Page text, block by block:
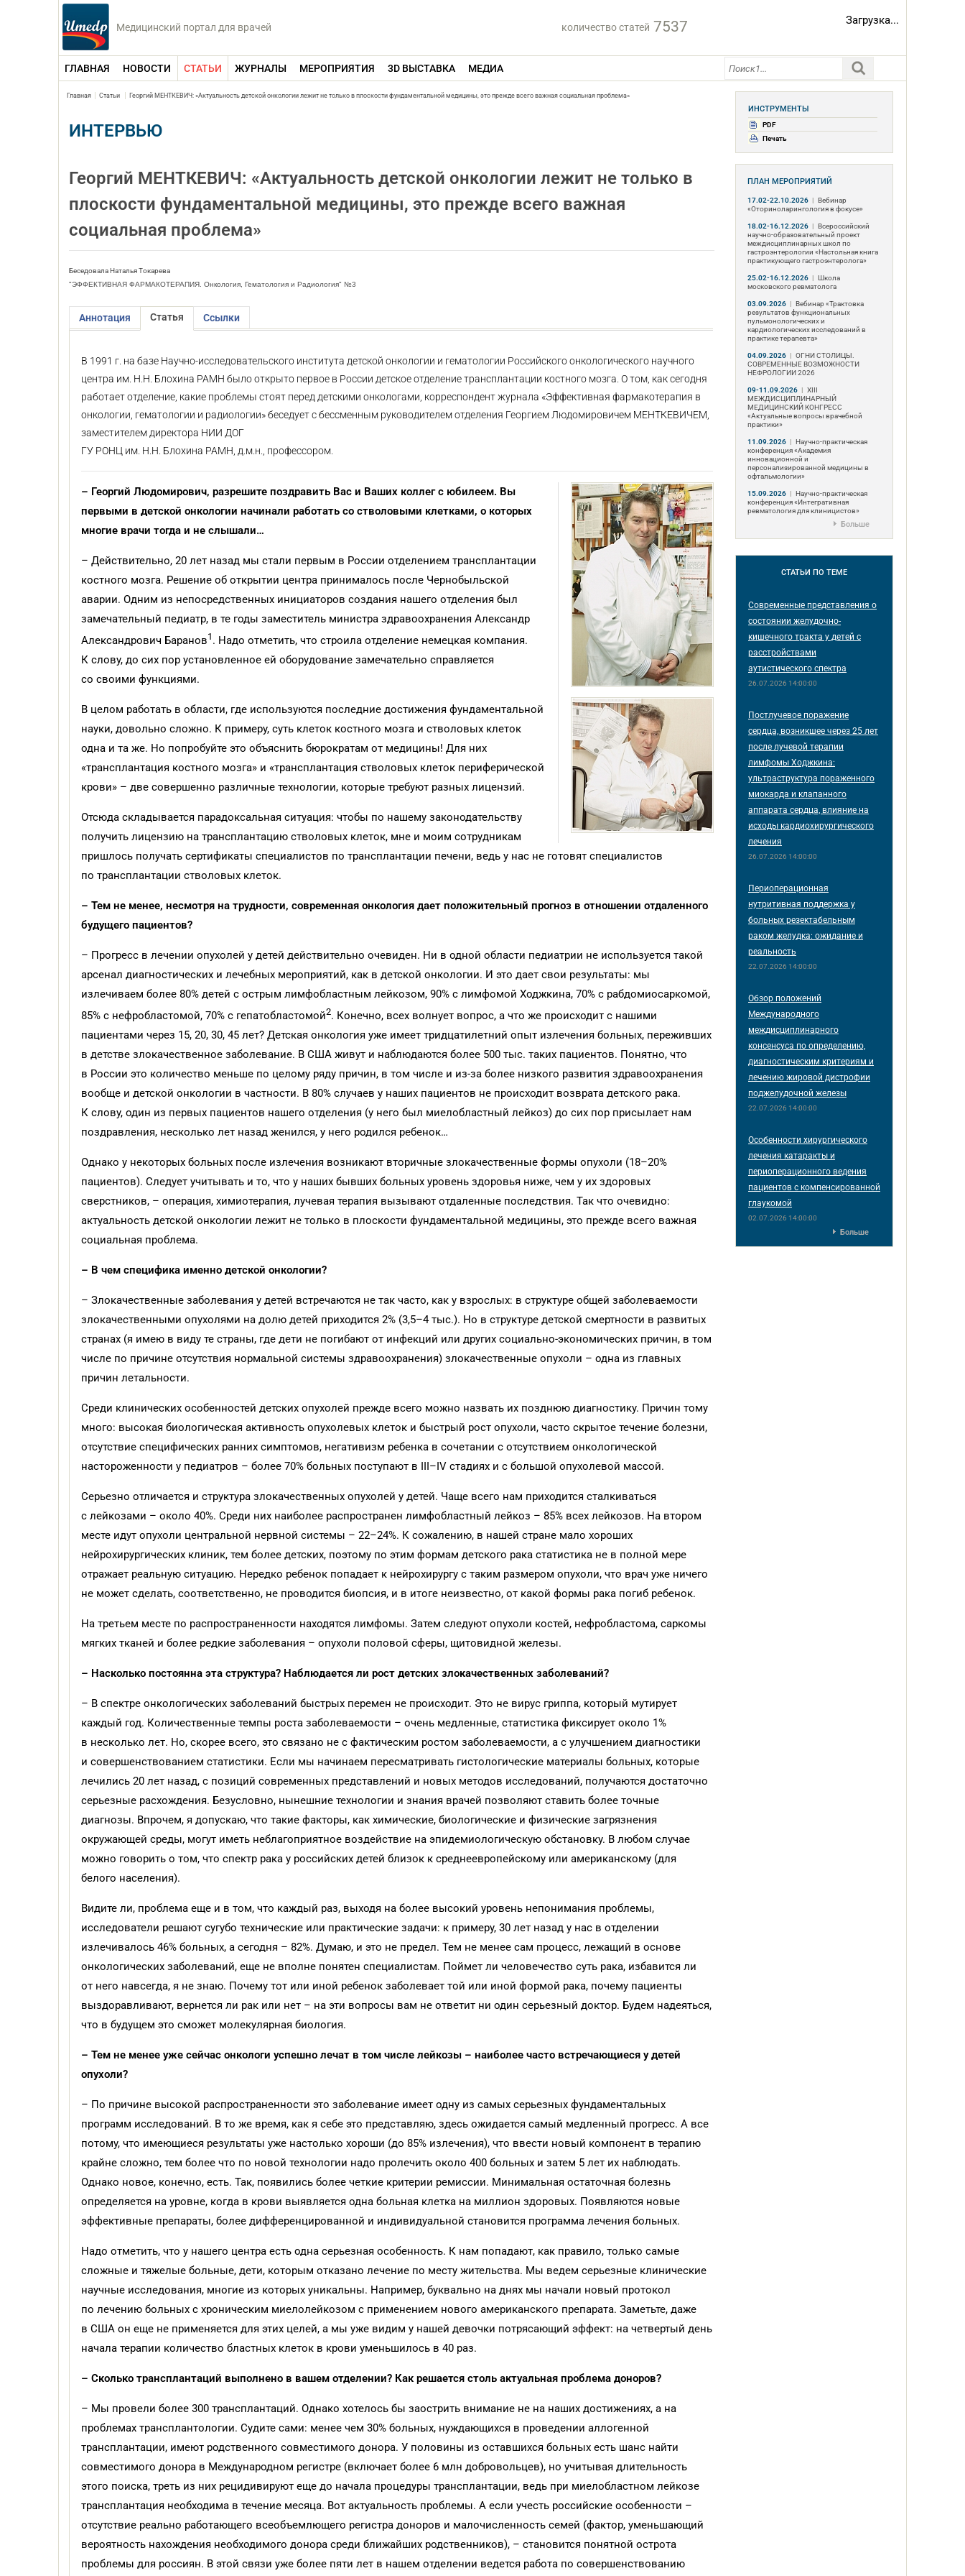
Медицинский портал для врачей количество статей 7537 Загрузка...
ГЛАВНАЯ НОВОСТИ СТАТЬИ ЖУРНАЛЫ МЕРОПРИЯТИЯ 3D ВЫСТАВКА МЕДИА
Главная Статьи Георгий МЕНТКЕВИЧ: «Актуальность детской онкологии лежит не только в плоскости фундаментальной медицины, это прежде всего важная социальная проблема»
ИНТЕРВЬЮ
Георгий МЕНТКЕВИЧ: «Актуальность детской онкологии лежит не только в
плоскости фундаментальной медицины, это прежде всего важная
социальная проблема»
Беседовала Наталья Токарева
"ЭФФЕКТИВНАЯ ФАРМАКОТЕРАПИЯ. Онкология, Гематология и Радиология" №3
Аннотация Статья Ссылки
В 1991 г. на базе Научно-исследовательского института детской онкологии и гематологии Российского онкологического научного
центра им. Н.Н. Блохина РАМН было открыто первое в России детское отделение трансплантации костного мозга. О том, как сегодня
работает отделение, какие проблемы стоят перед детскими онкологами, корреспондент журнала «Эффективная фармакотерапия в
онкологии, гематологии и радиологии» беседует с бессменным руководителем отделения Георгием Людомировичем МЕНТКЕВИЧЕМ,
заместителем директора НИИ ДОГ
ГУ РОНЦ им. Н.Н. Блохина РАМН, д.м.н., профессором.
– Георгий Людомирович, разрешите поздравить Вас и Ваших коллег с юбилеем. Вы
первыми в детской онкологии начинали работать со стволовыми клетками, о которых
многие врачи тогда и не слышали…
– Действительно, 20 лет назад мы стали первым в России отделением трансплантации
костного мозга. Решение об открытии центра принималось после Чернобыльской
аварии. Одним из непосредственных инициаторов создания нашего отделения был
замечательный педиатр, в те годы заместитель министра здравоохранения Александр
Александрович Баранов1 . Надо отметить, что строила отделение немецкая компания.
К слову, до сих пор установленное ей оборудование замечательно справляется
со своими функциями.
В целом работать в области, где используются последние достижения фундаментальной
науки, довольно сложно. К примеру, суть клеток костного мозга и стволовых клеток
одна и та же. Но попробуйте это объяснить бюрократам от медицины! Для них
«трансплантация костного мозга» и «трансплантация стволовых клеток периферической
крови» – две совершенно различные технологии, которые требуют разных лицензий.
Отсюда складывается парадоксальная ситуация: чтобы по нашему законодательству
получить лицензию на трансплантацию стволовых клеток, мне и моим сотрудникам
пришлось получать сертификаты специалистов по трансплантации печени, ведь у нас не готовят специалистов
по трансплантации стволовых клеток.
– Тем не менее, несмотря на трудности, современная онкология дает положительный прогноз в отношении отдаленного
будущего пациентов?
– Прогресс в лечении опухолей у детей действительно очевиден. Ни в одной области педиатрии не используется такой
арсенал диагностических и лечебных мероприятий, как в детской онкологии. И это дает свои результаты: мы
излечиваем более 80% детей с острым лимфобластным лейкозом, 90% с лимфомой Ходжкина, 70% с рабдомиосаркомой,
85% с нефробластомой, 70% с гепатобластомой2. Конечно, всех волнует вопрос, а что же происходит с нашими
пациентами через 15, 20, 30, 45 лет? Детская онкология уже имеет тридцатилетний опыт излечения больных, переживших
в детстве злокачественное заболевание. В США живут и наблюдаются более 500 тыс. таких пациентов. Понятно, что
в России это количество меньше по целому ряду причин, в том числе и из-за более низкого развития здравоохранения
вообще и детской онкологии в частности. В 80% случаев у наших пациентов не происходит возврата детского рака.
К слову, один из первых пациентов нашего отделения (у него был миелобластный лейкоз) до сих пор присылает нам
поздравления, несколько лет назад женился, у него родился ребенок…
Однако у некоторых больных после излечения возникают вторичные злокачественные формы опухоли (18–20%
пациентов). Следует учитывать и то, что у наших бывших больных уровень здоровья ниже, чем у их здоровых
сверстников, – операция, химиотерапия, лучевая терапия вызывают отдаленные последствия. Так что очевидно:
актуальность детской онкологии лежит не только в плоскости фундаментальной медицины, это прежде всего важная
социальная проблема.
– В чем специфика именно детской онкологии?
– Злокачественные заболевания у детей встречаются не так часто, как у взрослых: в структуре общей заболеваемости
злокачественными опухолями на долю детей приходится 2% (3,5–4 тыс.). Но в структуре детской смертности в развитых
странах (я имею в виду те страны, где дети не погибают от инфекций или других социально-экономических причин, в том
числе по причине отсутствия нормальной системы здравоохранения) злокачественные опухоли – одна из главных
причин летальности.
Среди клинических особенностей детских опухолей прежде всего можно назвать их позднюю диагностику. Причин тому
много: высокая биологическая активность опухолевых клеток и быстрый рост опухоли, часто скрытое течение болезни,
отсутствие специфических ранних симптомов, негативизм ребенка в сочетании с отсутствием онкологической
настороженности у педиатров – более 70% больных поступают в III–IV стадиях и с большой опухолевой массой.
Серьезно отличается и структура злокачественных опухолей у детей. Чаще всего нам приходится сталкиваться
с лейкозами – около 40%. Среди них наиболее распространен лимфобластный лейкоз – 85% всех лейкозов. На втором
месте идут опухоли центральной нервной системы – 22–24%. К сожалению, в нашей стране мало хороших
нейрохирургических клиник, тем более детских, поэтому по этим формам детского рака статистика не в полной мере
отражает реальную ситуацию. Нередко ребенок попадает к нейрохирургу с таким размером опухоли, что врач уже ничего
не может сделать, соответственно, не проводится биопсия, и в итоге неизвестно, от какой формы рака погиб ребенок.
На третьем месте по распространенности находятся лимфомы. Затем следуют опухоли костей, нефробластома, саркомы
мягких тканей и более редкие заболевания – опухоли половой сферы, щитовидной железы.
– Насколько постоянна эта структура? Наблюдается ли рост детских злокачественных заболеваний?
– В спектре онкологических заболеваний быстрых перемен не происходит. Это не вирус гриппа, который мутирует
каждый год. Количественные темпы роста заболеваемости – очень медленные, статистика фиксирует около 1%
в несколько лет. Но, скорее всего, это связано не с фактическим ростом заболеваемости, а с улучшением диагностики
и совершенствованием статистики. Если мы начинаем пересматривать гистологические материалы больных, которые
лечились 20 лет назад, с позиций современных представлений и новых методов исследований, получаются достаточно
серьезные расхождения. Безусловно, нынешние технологии и знания врачей позволяют ставить более точные
диагнозы. Впрочем, я допускаю, что такие факторы, как химические, биологические и физические загрязнения
окружающей среды, могут иметь неблагоприятное воздействие на эпидемиологическую обстановку. В любом случае
можно говорить о том, что спектр рака у российских детей близок к среднеевропейскому или американскому (для
белого населения).
Видите ли, проблема еще и в том, что каждый раз, выходя на более высокий уровень непонимания проблемы,
исследователи решают сугубо технические или практические задачи: к примеру, 30 лет назад у нас в отделении
излечивалось 46% больных, а сегодня – 82%. Думаю, и это не предел. Тем не менее сам процесс, лежащий в основе
онкологических заболеваний, еще не вполне понятен специалистам. Поймет ли человечество суть рака, избавится ли
от него навсегда, я не знаю. Почему тот или иной ребенок заболевает той или иной формой рака, почему пациенты
выздоравливают, вернется ли рак или нет – на эти вопросы вам не ответит ни один серьезный доктор. Будем надеяться,
что в будущем это сможет молекулярная биология.
– Тем не менее уже сейчас онкологи успешно лечат в том числе лейкозы – наиболее часто встречающиеся у детей
опухоли?
– По причине высокой распространенности это заболевание имеет одну из самых серьезных фундаментальных
программ исследований. В то же время, как я себе это представляю, здесь ожидается самый медленный прогресс. А все
потому, что имеющиеся результаты уже настолько хороши (до 85% излечения), что ввести новый компонент в терапию
крайне сложно, тем более что по новой технологии надо пролечить около 400 больных и затем 5 лет их наблюдать.
Однако новое, конечно, есть. Так, появились более четкие критерии ремиссии. Минимальная остаточная болезнь
определяется на уровне, когда в крови выявляется одна больная клетка на миллион здоровых. Появляются новые
эффективные препараты, более дифференцированной и индивидуальной становится программа лечения больных.
Надо отметить, что у нашего центра есть одна серьезная особенность. К нам попадают, как правило, только самые
сложные и тяжелые больные, дети, которым отказано лечение по месту жительства. Мы ведем серьезные клинические
научные исследования, многие из которых уникальны. Например, буквально на днях мы начали новый протокол
по лечению больных с хроническим миелолейкозом с применением нового американского препарата. Заметьте, даже
в США он еще не применяется для этих целей, а мы уже видим у нашей девочки потрясающий эффект: на четвертый день
начала терапии количество бластных клеток в крови уменьшилось в 40 раз.
– Сколько трансплантаций выполнено в вашем отделении? Как решается столь актуальная проблема доноров?
– Мы провели более 300 трансплантаций. Однако хотелось бы заострить внимание не на наших достижениях, а на
проблемах трансплантологии. Судите сами: менее чем 30% больных, нуждающихся в проведении аллогенной
трансплантации, имеют родственного совместимого донора. У половины из оставшихся больных есть шанс найти
совместимого донора в Международном регистре (включает более 6 млн добровольцев), но учитывая длительность
этого поиска, треть из них рецидивируют еще до начала процедуры трансплантации, ведь при миелобластном лейкозе
трансплантация необходима в течение месяца. Вот актуальность проблемы. А если учесть российские особенности –
отсутствие реально работающего всеобъемлющего регистра доноров и малочисленность семей (фактор, уменьшающий
вероятность нахождения необходимого донора среди ближайших родственников), – становится понятной острота
проблемы для россиян. В этой связи уже более пяти лет в нашем отделении ведется работа по совершенствованию
ИНСТРУМЕНТЫ
PDF
Печать
ПЛАН МЕРОПРИЯТИЙ
17.02-22.10.2026 | Вебинар
«Оториноларингология в фокусе»
18.02-16.12.2026 | Всероссийский
научно-образовательный проект
междисциплинарных школ по
гастроэнтерологии «Настольная книга
практикующего гастроэнтеролога»
25.02-16.12.2026 | Школа
московского ревматолога
03.09.2026 | Вебинар «Трактовка
результатов функциональных
пульмонологических и
кардиологических исследований в
практике терапевта»
04.09.2026 | ОГНИ СТОЛИЦЫ.
СОВРЕМЕННЫЕ ВОЗМОЖНОСТИ
НЕФРОЛОГИИ 2026
09-11.09.2026 | ХIII
МЕЖДИСЦИПЛИНАРНЫЙ
МЕДИЦИНСКИЙ КОНГРЕСС
«Актуальные вопросы врачебной
практики»
11.09.2026 | Научно-практическая
конференция «Академия
инновационной и
персонализированной медицины в
офтальмологии»
15.09.2026 | Научно-практическая
конференция «Интегративная
ревматология для клиницистов»
Больше
СТАТЬИ ПО ТЕМЕ
Современные представления о
состоянии желудочно-
кишечного тракта у детей с
расстройствами
аутистического спектра
26.07.2026 14:00:00
Постлучевое поражение
сердца, возникшее через 25 лет
после лучевой терапии
лимфомы Ходжкина:
ультраструктура пораженного
миокарда и клапанного
аппарата сердца, влияние на
исходы кардиохирургического
лечения
26.07.2026 14:00:00
Периоперационная
нутритивная поддержка у
больных резектабельным
раком желудка: ожидание и
реальность
22.07.2026 14:00:00
Обзор положений
Международного
междисциплинарного
консенсуса по определению,
диагностическим критериям и
лечению жировой дистрофии
поджелудочной железы
22.07.2026 14:00:00
Особенности хирургического
лечения катаракты и
периоперационного ведения
пациентов с компенсированной
глаукомой
02.07.2026 14:00:00
Больше